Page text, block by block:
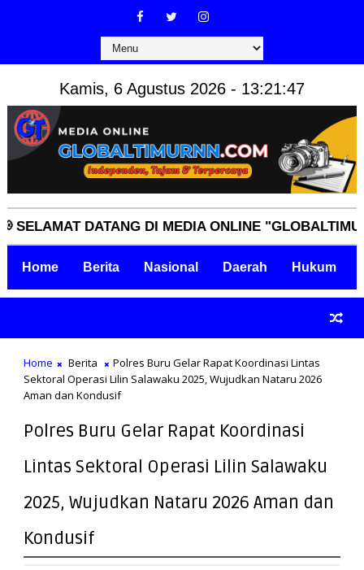
Kamis, 6 Agustus 2026 - 13:21:48
DATANG DI MEDIA ONLINE
Home Berita Nasional Daerah Hukum
Home Berita
Polres Buru Gelar Rapat Koordinasi Lintas
Sektoral Operasi Lilin Salawaku 2025, Wujudkan Nataru 2026
Aman dan Kondusif
Polres Buru Gelar Rapat Koordinasi
Lintas Sektoral Operasi Lilin Salawaku
2025, Wujudkan Nataru 2026 Aman dan
Kondusif